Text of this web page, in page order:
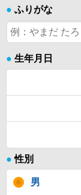
● ふりがな
● 生年月日
● 性別
男